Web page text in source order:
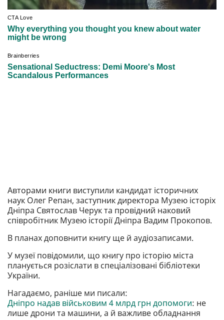
Авторами книги виступили кандидат історичних
наук Олег Репан, заступник директора Музею історіх
Дніпра Святослав Черук та провідний наковий
співробітник Музею історії Дніпра Вадим Прокопов.
В планах доповнити книгу ще й аудіозаписами.
У музеї повідомили, що книгу про історію міста
планується розіслати в спеціалізовані бібліотеки
України.
Нагадаємо, раніше ми писали:
Дніпро надав військовим 4 млрд грн допомоги: не
лише дрони та машини, а й важливе обладнання